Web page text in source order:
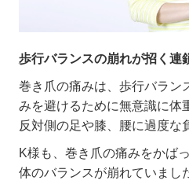
歩行バランスの崩れが招く連
巻き爪の痛みは、歩行バラン
みを避けるために無意識に体
反対側の足や膝、腰に過度な
K様も、巻き爪の痛みをかば
体のバランスが崩れていまし